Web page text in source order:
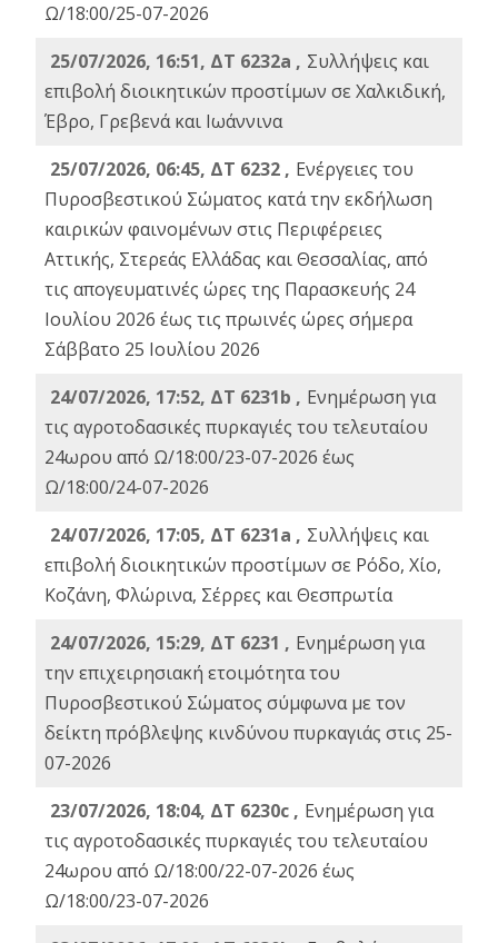
Ω/18:00/25-07-2026
25/07/2026, 16:51, ΔΤ 6232a , Συλλήψεις και
επιβολή διοικητικών προστίμων σε Χαλκιδική,
Έβρο, Γρεβενά και Ιωάννινα
25/07/2026, 06:45, ΔΤ 6232 , Ενέργειες του
Πυροσβεστικού Σώματος κατά την εκδήλωση
καιρικών φαινομένων στις Περιφέρειες
Αττικής, Στερεάς Ελλάδας και Θεσσαλίας, από
τις απογευματινές ώρες της Παρασκευής 24
Ιουλίου 2026 έως τις πρωινές ώρες σήμερα
Σάββατο 25 Ιουλίου 2026
24/07/2026, 17:52, ΔΤ 6231b , Ενημέρωση για
τις αγροτοδασικές πυρκαγιές του τελευταίου
24ωρου από Ω/18:00/23-07-2026 έως
Ω/18:00/24-07-2026
24/07/2026, 17:05, ΔΤ 6231a , Συλλήψεις και
επιβολή διοικητικών προστίμων σε Ρόδο, Χίο,
Κοζάνη, Φλώρινα, Σέρρες και Θεσπρωτία
24/07/2026, 15:29, ΔΤ 6231 , Ενημέρωση για
την επιχειρησιακή ετοιμότητα του
Πυροσβεστικού Σώματος σύμφωνα με τον
δείκτη πρόβλεψης κινδύνου πυρκαγιάς στις 25-
07-2026
23/07/2026, 18:04, ΔΤ 6230c , Ενημέρωση για
τις αγροτοδασικές πυρκαγιές του τελευταίου
24ωρου από Ω/18:00/22-07-2026 έως
Ω/18:00/23-07-2026